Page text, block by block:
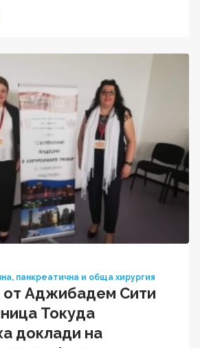
панкреатична и обща хирургия
от Аджибадем Сити
Токуда
доклади на